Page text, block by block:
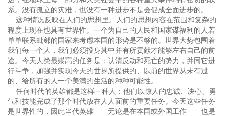
系。没有孤立的灾难，也没有一种进步不是会促成全面进步的。
这种情况反映在人们的思想里。人们的思想内容在范围和复杂的
程度上现在也具有世界性。一个为自己的人民和国家谋福利的人若
单单联系毗邻的国家来考虑本国的形势是不够的。世界大势包围着
我们每一个人，我们必须投身其中并有所贡献才能够左右自己的前
途。今天人类最崇高的任务是：认清反动和死亡的势力，并同它进
行斗争，加强并实现今天的世界所提供的、以前的世界从未有过
的、给所有的人一个美满的生活的种种可能性。
任何时代的英雄都是这样一种人：他们以惊人的忠诚、决心、勇
气和技能完成了那个时代放在人人面前的重要任务。今天这些任务
是世界性的，因此当代英雄——无论是在本国或外国工作——也是